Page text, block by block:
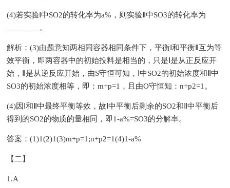
(4)若实验Ⅰ中SO2的转化率为a%，则实验Ⅱ中SO3的转化率为
________。
解析：(3)由题意知两相同容器相同条件下，平衡Ⅰ和平衡Ⅱ互为等
效平衡，即两容器中的初始投料是相当的，只是Ⅰ是从正反应开
始，Ⅱ是从逆反应开始，由S守恒可知，Ⅰ中SO2的初始浓度和Ⅱ中
SO3的初始浓度相等，即：m+p=1，且由O守恒知：n+p2=1。
(4)因Ⅰ和Ⅱ中最终平衡等效，故Ⅰ中平衡后剩余的SO2和Ⅱ中平衡后
得到的SO2的物质的量相同，即1-a%=SO3的分解率。
答案：(1)1(2)1(3)m+p=1;n+p2=1(4)1-a%
【二】
1.A